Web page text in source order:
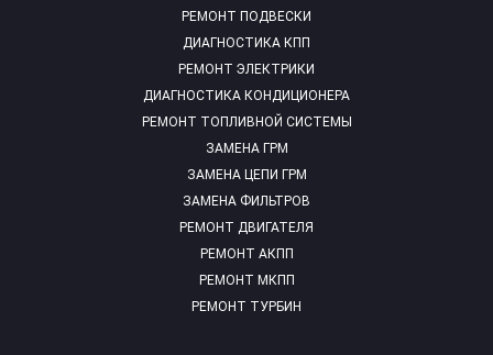
РЕМОНТ ПОДВЕСКИ
ДИАГНОСТИКА КПП
РЕМОНТ ЭЛЕКТРИКИ
ДИАГНОСТИКА КОНДИЦИОНЕРА
РЕМОНТ ТОПЛИВНОЙ СИСТЕМЫ
ЗАМЕНА ГРМ
ЗАМЕНА ЦЕПИ ГРМ
ЗАМЕНА ФИЛЬТРОВ
РЕМОНТ ДВИГАТЕЛЯ
РЕМОНТ АКПП
РЕМОНТ МКПП
РЕМОНТ ТУРБИН